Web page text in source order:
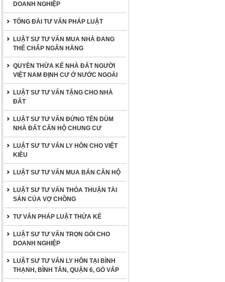
DOANH NGHIỆP
TỔNG ĐÀI TƯ VẤN PHÁP LUẬT
LUẬT SƯ TƯ VẤN MUA NHÀ ĐANG
THẾ CHẤP NGÂN HÀNG
QUYỀN THỪA KẾ NHÀ ĐẤT NGƯỜI
VIỆT NAM ĐỊNH CƯ Ở NƯỚC NGOÀI
LUẬT SƯ TƯ VẤN TẶNG CHO NHÀ
ĐẤT
LUẬT SƯ TƯ VẤN ĐỨNG TÊN DÙM
NHÀ ĐẤT CĂN HỘ CHUNG CƯ
LUẬT SƯ TƯ VẤN LY HÔN CHO VIỆT
KIỀU
LUẬT SƯ TƯ VẤN MUA BÁN CĂN HỘ
LUẬT SƯ TƯ VẤN THỎA THUẬN TÀI
SẢN CỦA VỢ CHỒNG
TƯ VẤN PHÁP LUẬT THỪA KẾ
LUẬT SƯ TƯ VẤN TRỌN GÓI CHO
DOANH NGHIỆP
LUẬT SƯ TƯ VẤN LY HÔN TẠI BÌNH
THẠNH, BÌNH TÂN, QUẬN 6, GÒ VẤP